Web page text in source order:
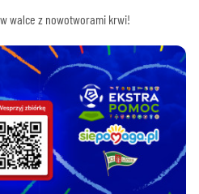
walce z nowotworami krwi!